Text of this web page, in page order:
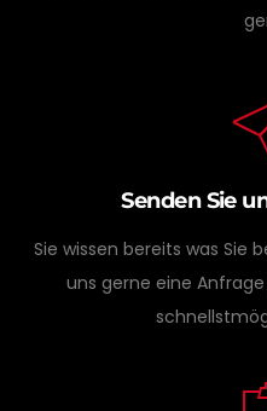
Senden Sie
Sie wissen bereits was Sie
uns gerne eine